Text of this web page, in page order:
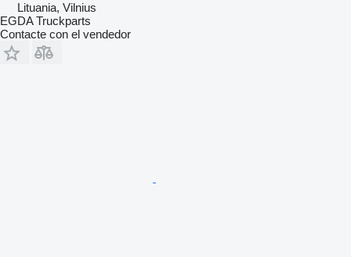
Lituania, Vilnius
EGDA Truckparts
Contacte con el vendedor